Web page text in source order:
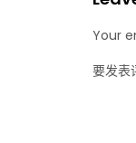
Your
要发表